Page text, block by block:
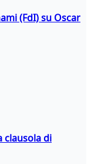
(FdI) su Oscar
clausola di